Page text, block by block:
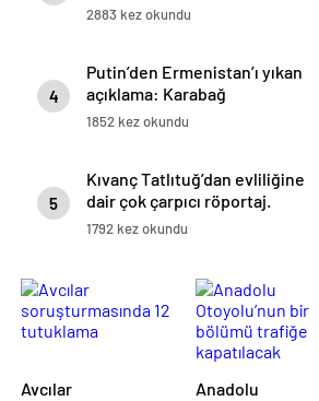
2883 kez okundu
4
Putin’den Ermenistan’ı yıkan
açıklama: Karabağ
Azerbaycan’ın ayrılmaz bir
1852 kez okundu
5
Kıvanç Tatlıtuğ’dan evliliğine
dair çok çarpıcı röportaj.
1792 kez okundu
Avcılar
Anadolu